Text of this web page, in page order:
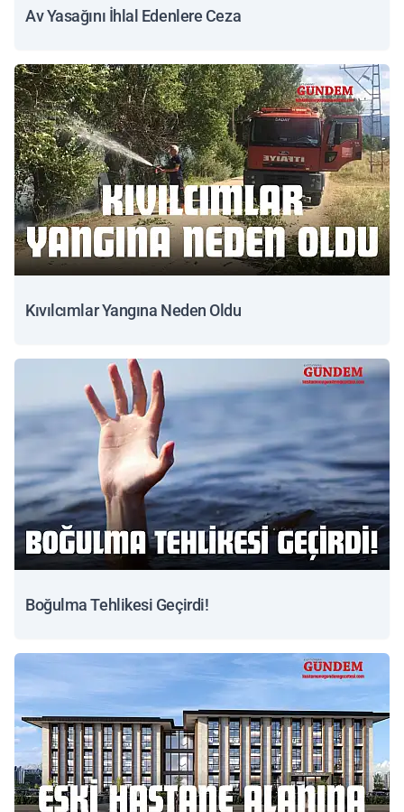
Av Yasağını İhlal Edenlere Ceza
Kıvılcımlar Yangına Neden Oldu
Boğulma Tehlikesi Geçirdi!